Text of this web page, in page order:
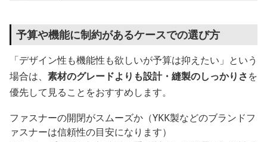
予算や機能に制約があるケースでの選び方
「デザイン性も機能性も欲しいが予算は抑えたい」という
場合は、 素材のグレードよりも設計・縫製のしっかりさを
優先して見ることをおすすめします。
ファスナーの開閉がスムーズか（YKK製などのブランドフ
ァスナーは信頼性の目安になります）